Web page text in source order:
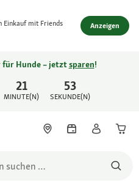
Einkauf mit Friends Anzeigen
21
MINUTE(N)
53
SEKUNDE(N)
für Hunde – jetztsparen!